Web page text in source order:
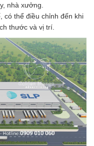
nhà xưởng.
có thể điều chỉnh đến khi
thước và vị trí.